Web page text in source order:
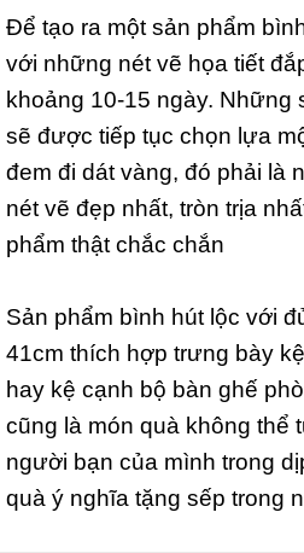
Để tạo ra một sản phẩm
với những nét vẽ họa tiết
khoảng 10-15 ngày. Những
sẽ được tiếp tục chọn lựa
đem đi dát vàng, đó phải là
nét vẽ đẹp nhất, tròn trịa
phẩm thật chắc chắn
Sản phẩm bình hút lộc với
41cm thích hợp trưng bày
hay kệ cạnh bộ bàn ghế
cũng là món quà không thể
người bạn của mình trong
quà ý nghĩa tặng sếp trong